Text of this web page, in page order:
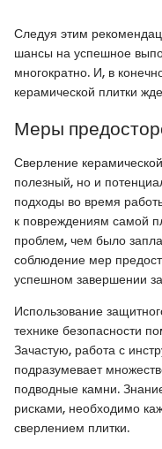
Следуя этим
шансы на успешное
многократно. И, в
керамической плитки
Меры
Сверление
полезный, но и
подходы во время
к повреждениям самой
проблем, чем было
соблюдение мер
успешном завершении
Использование
технике безопасности
Зачастую, работа с
подразумевает
подводные камни.
рисками, необходимо
сверлением плитки.